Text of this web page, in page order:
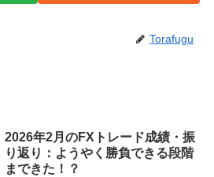
Torafugu
2026年2月のFXトレード成績・振
り返り：ようやく勝負できる段階
まできた！？